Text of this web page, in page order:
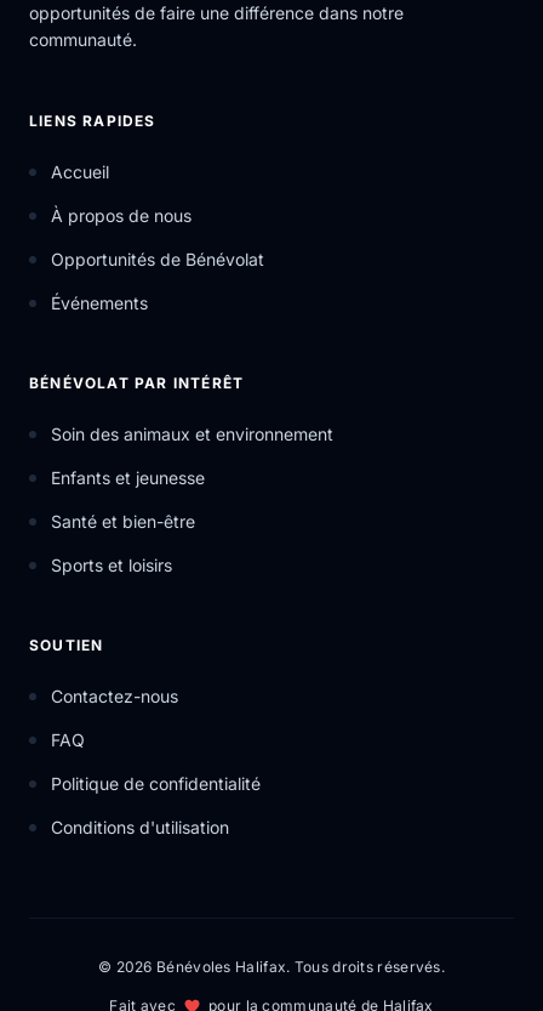
opportunités de faire une différence dans notre
communauté.
LIENS RAPIDES
Accueil
À propos de nous
Opportunités de Bénévolat
Événements
BÉNÉVOLAT PAR INTÉRÊT
Soin des animaux et environnement
Enfants et jeunesse
Santé et bien-être
Sports et loisirs
SOUTIEN
Contactez-nous
FAQ
Politique de confidentialité
Conditions d'utilisation
© 2026 Bénévoles Halifax. Tous droits réservés.
Fait avec pour la communauté de Halifax